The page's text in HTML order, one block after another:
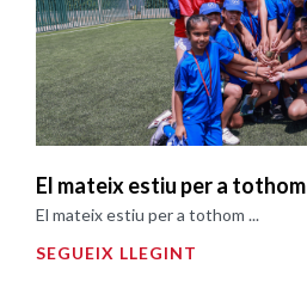
El mateix estiu per a tothom
El mateix estiu per a tothom ...
SEGUEIX LLEGINT